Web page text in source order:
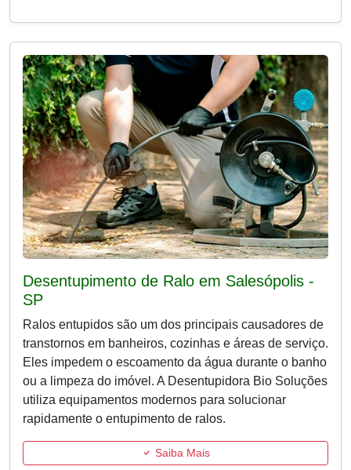
Desentupimento de Ralo em Salesópolis -
SP
Ralos entupidos são um dos principais causadores de
transtornos em banheiros, cozinhas e áreas de serviço.
Eles impedem o escoamento da água durante o banho
ou a limpeza do imóvel. A Desentupidora Bio Soluções
utiliza equipamentos modernos para solucionar
rapidamente o entupimento de ralos.
Saiba Mais